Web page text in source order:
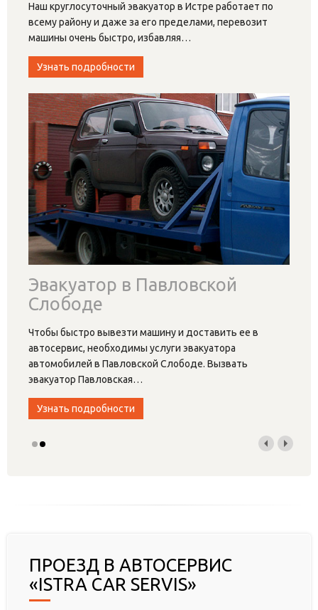
Наш круглосуточный эвакуатор в Истре работает по
всему району и даже за его пределами, перевозит
машины очень быстро, избавляя…
Узнать подробности
Эвакуатор в Павловской
Слободе
Чтобы быстро вывезти машину и доставить ее в
автосервис, необходимы услуги эвакуатора
автомобилей в Павловской Слободе. Вызвать
эвакуатор Павловская…
Узнать подробности
ПРОЕЗД В АВТОСЕРВИС
«ISTRA CAR SERVIS»